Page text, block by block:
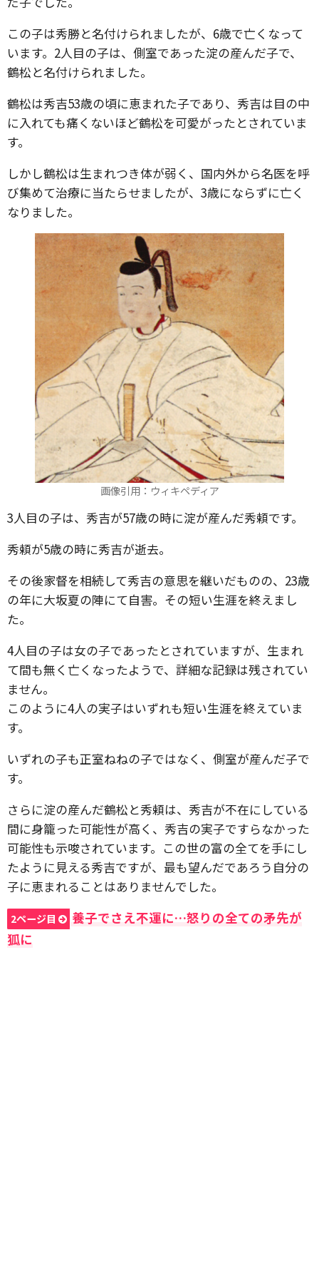
この子は秀勝と名付けられましたが、6歳で亡くなって
います。2人目の子は、側室であった淀の産んだ子で、
鶴松と名付けられました。
鶴松は秀吉53歳の頃に恵まれた子であり、秀吉は目の中
に入れても痛くないほど鶴松を可愛がったとされていま
す。
しかし鶴松は生まれつき体が弱く、国内外から名医を呼
び集めて治療に当たらせましたが、3歳にならずに亡く
なりました。
画像引用：ウィキペディア
3人目の子は、秀吉が57歳の時に淀が産んだ秀頼です。
秀頼が5歳の時に秀吉が逝去。
その後家督を相続して秀吉の意思を継いだものの、23歳
の年に大坂夏の陣にて自害。その短い生涯を終えまし
た。
4人目の子は女の子であったとされていますが、生まれ
て間も無く亡くなったようで、詳細な記録は残されてい
ません。
このように4人の実子はいずれも短い生涯を終えていま
す。
いずれの子も正室ねねの子ではなく、側室が産んだ子で
す。
さらに淀の産んだ鶴松と秀頼は、秀吉が不在にしている
間に身籠った可能性が高く、秀吉の実子ですらなかった
可能性も示唆されています。この世の富の全てを手にし
たように見える秀吉ですが、最も望んだであろう自分の
子に恵まれることはありませんでした。
2ページ目
養子でさえ不運に…怒りの全ての矛先が
狐に